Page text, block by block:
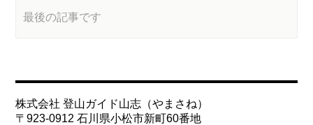
最後の記事です
株式会社 登山ガイド山志（やまさね）
〒923-0912 石川県小松市新町60番地